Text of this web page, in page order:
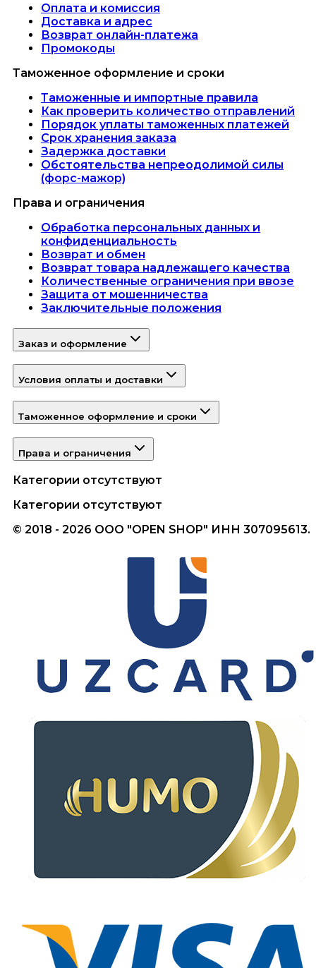
Оплата и комиссия
Доставка и адрес
Возврат онлайн-платежа
Промокоды
Таможенное оформление и сроки
Таможенные и импортные правила
Как проверить количество отправлений
Порядок уплаты таможенных платежей
Срок хранения заказа
Задержка доставки
Обстоятельства непреодолимой силы
(форс-мажор)
Права и ограничения
Обработка персональных данных и
конфиденциальность
Возврат и обмен
Возврат товара надлежащего качества
Количественные ограничения при ввозе
Защита от мошенничества
Заключительные положения
Заказ и оформление
Условия оплаты и доставки
Таможенное оформление и сроки
Права и ограничения
Категории отсутствуют
Категории отсутствуют
© 2018 - 2026 ООО "OPEN SHOP" ИНН 307095613.